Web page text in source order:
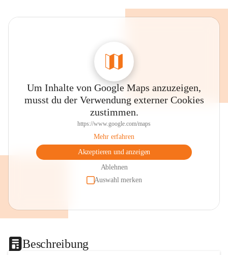
Um Inhalte von Google Maps anzuzeigen,
musst du der Verwendung externer Cookies
zustimmen.
https://www.google.com/maps
Mehr erfahren
Akzeptieren und anzeigen
Ablehnen
Auswahl merken
Beschreibung